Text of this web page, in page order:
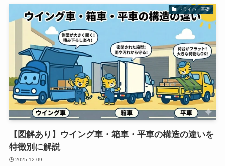
ドライバー基礎
【図解あり】ウイング車・箱車・平車の構造の違いを
特徴別に解説
2025-12-09